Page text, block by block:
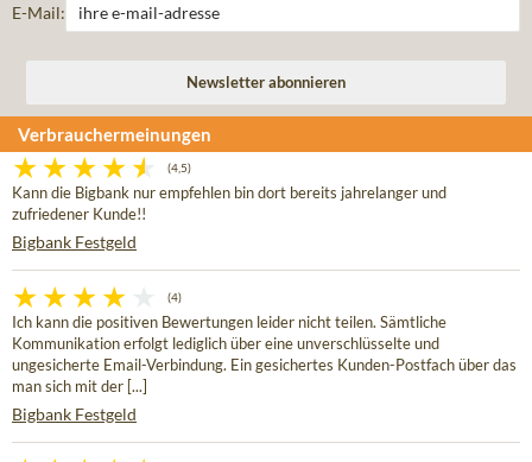
E-Mail:
Verbrauchermeinungen
(4,5)
Kann die Bigbank nur empfehlen bin dort bereits jahrelanger und
zufriedener Kunde!!
Bigbank Festgeld
(4)
Ich kann die positiven Bewertungen leider nicht teilen. Sämtliche
Kommunikation erfolgt lediglich über eine unverschlüsselte und
ungesicherte Email-Verbindung. Ein gesichertes Kunden-Postfach über das
man sich mit der [...]
Bigbank Festgeld